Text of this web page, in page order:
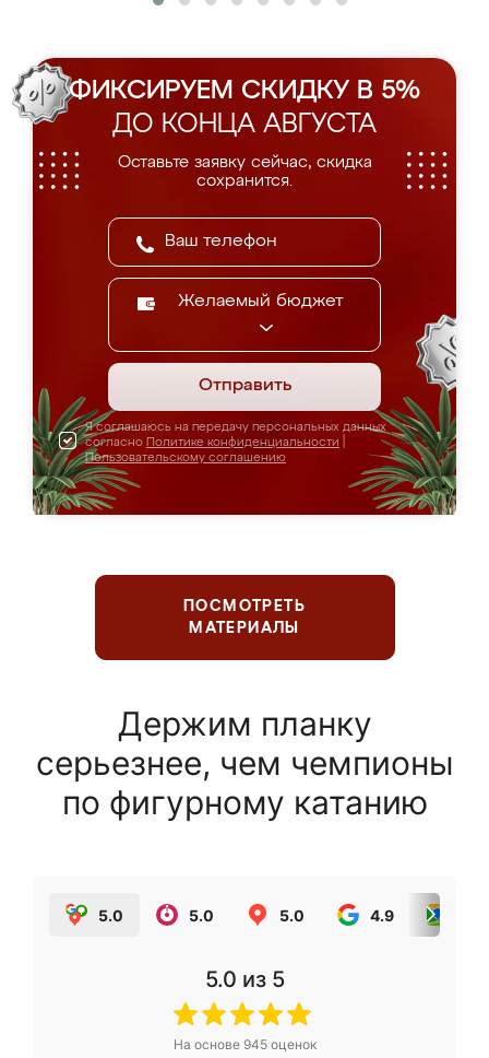
ФИКСИРУЕМ СКИДКУ В 5%
ДО КОНЦА АВГУСТА
Оставьте заявку сейчас, скидка
сохранится.
Желаемый бюджет
Отправить
Я соглашаюсь на передачу персональных данных
согласно Политике конфиденциальности
Пользовательскому соглашению
ПОСМОТРЕТЬ
МАТЕРИАЛЫ
Держим планку
серьезнее, чем чемпионы
по фигурному катанию
5.0 5.0 5.0 4.9
5.0 из 5
На основе 945оценок